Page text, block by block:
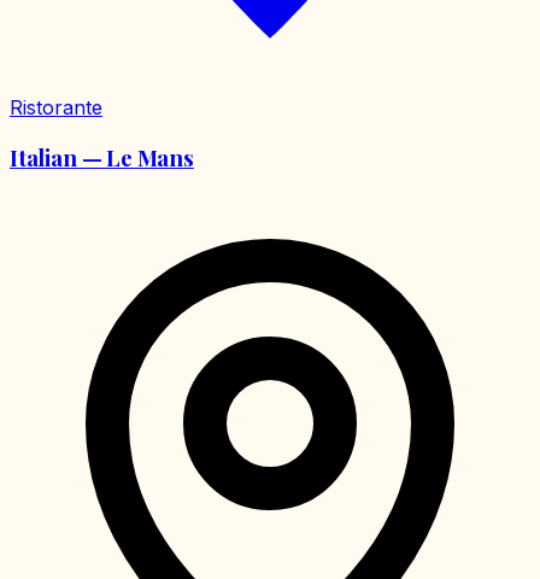
Ristorante
Italian — Le Mans